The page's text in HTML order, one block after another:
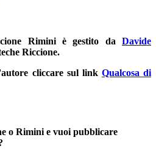
Riminiè gestito da Davide
Riccione.
cliccare sul link Qualcosa di
o Rimini e vuoi pubblicare